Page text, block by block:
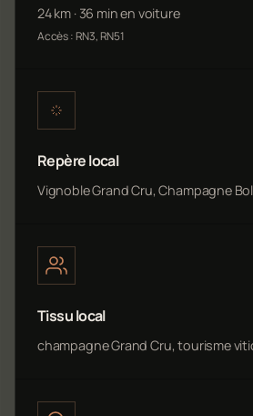
24 km · 36 min en voiture
Accès : RN3, RN51
Repère local
Vignoble Grand Cru, Champagne
Tissu local
champagne Grand Cru, tourisme